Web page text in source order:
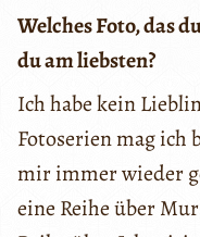
Welches Foto, das
du am liebsten?
Ich habe kein
Fotoserien mag ich
mir immer wieder
eine Reihe über